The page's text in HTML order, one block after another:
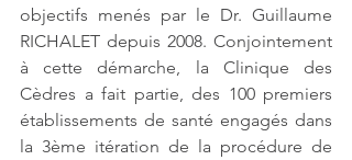
objectifs menés par le Dr. Guillaume
RICHALET depuis 2008. Conjointement
à cette démarche, la Clinique des
Cèdres a fait partie, des 100 premiers
établissements de santé engagés dans